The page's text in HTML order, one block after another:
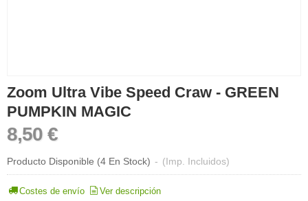
Zoom Ultra Vibe Speed Craw - GREEN
PUMPKIN MAGIC
8,50 €
Producto Disponible (4 En Stock) - (Imp. Incluidos)
Costes de envío Ver descripción